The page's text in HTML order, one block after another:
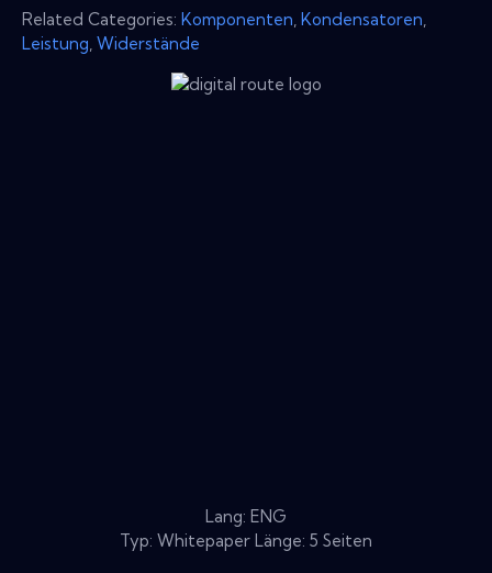
Related Categories: Komponenten Kondensatoren
Leistung Widerstände
Lang: ENG
Typ: Whitepaper Länge: 5 Seiten